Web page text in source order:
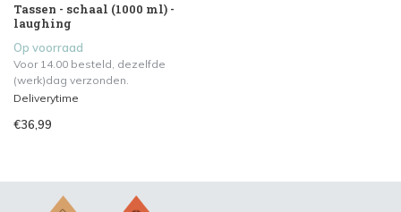
Tassen - schaal (1000 ml) -
laughing
Op voorraad
Voor 14.00 besteld, dezelfde
(werk)dag verzonden.
Deliverytime
€36,99